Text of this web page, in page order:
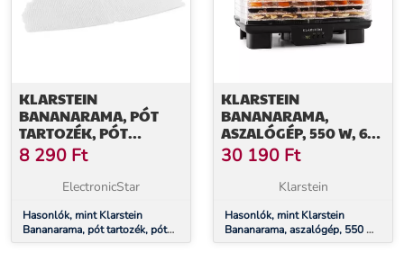
KLARSTEIN
BANANARAMA, PÓT
TARTOZÉK, PÓT
ALKATRÉSZ
ASZALÓGÉPHEZ,
ÁTLÁTSZÓ
8 290 Ft
ElectronicStar
Hasonlók, mint Klarstein
Bananarama, pót tartozék, pót
alkatrész aszalógéphez, átlátszó
KLARSTEIN
BANANARAMA,
ASZALÓGÉP, 550 W, 6
SZINT, FEKETE
30 190 Ft
Klarstein
Hasonlók, mint Klarstein
Bananarama, aszalógép, 550 W,
6 szint, fekete